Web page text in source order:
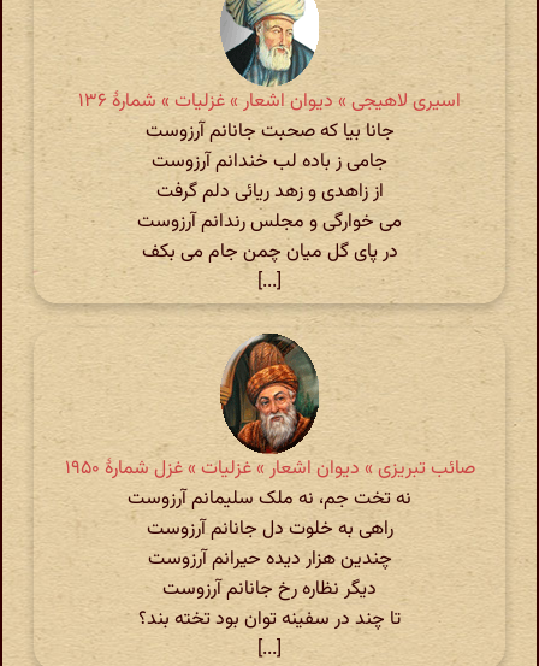
اسیری لاهیجی » دیوان اشعار » غزلیات » شمارهٔ ۱۳۶
جانا بیا که صحبت جانانم آرزوست
جامی ز باده لب خندانم آرزوست
از زاهدی و زهد ریائی دلم گرفت
می خوارگی و مجلس رندانم آرزوست
در پای گل میان چمن جام می بکف
[...]
صائب تبریزی » دیوان اشعار » غزلیات » غزل شمارهٔ ۱۹۵۰
نه تخت جم، نه ملک سلیمانم آرزوست
راهی به خلوت دل جانانم آرزوست
چندین هزار دیده حیرانم آرزوست
دیگر نظاره رخ جانانم آرزوست
تا چند در سفینه توان بود تخته بند؟
[...]